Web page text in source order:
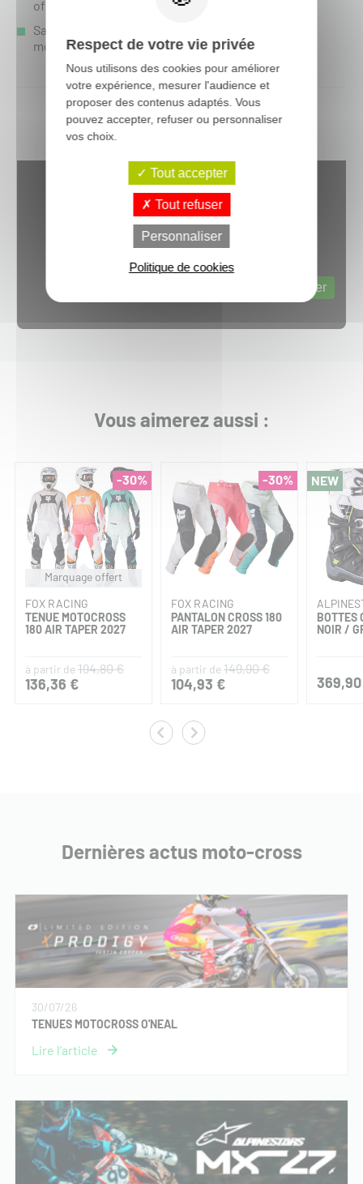
offrant une réelle circulation de l'air
Sa coupe plus longue à l’arrière du maillot de
motocross lui permet de rester dans le pantalon
Autoriser
Vous aimerez aussi :
-30%
Marquage offert
FOX RACING
TENUE MOTOCROSS
180 AIR TAPER 2027
à partir de194,80 €
136,36 €
-30%
FOX RACING
PANTALON CROSS 180
AIR TAPER 2027
à partir de149,90 €
104,93 €
NEW
BOTTES
NOIR /
Dernières actus moto-cross
30/07/26
TENUES MOTOCROSS O'NEAL
Respect de votre vie privée
Nous utilisons des cookies pour améliorer
votre expérience, mesurer l'audience et
proposer des contenus adaptés. Vous
pouvez accepter, refuser ou personnaliser
vos choix.
Tout accepter
Tout refuser
Personnaliser
Politique de cookies